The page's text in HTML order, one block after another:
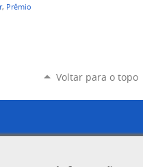
, Prêmio
Voltar para o topo